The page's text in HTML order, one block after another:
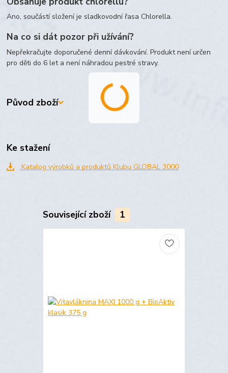
Ano, součástí složení je sladkovodní řasa Chlorella.
Na co si dát pozor při užívání?
Nepřekračujte doporučené denní dávkování. Produkt není určen
pro děti do 6 let a není náhradou pestré stravy.
Původ zboží
Ke stažení
Katalog výrobků a produktů Klubu GLOBAL 3000
Související zboží 1